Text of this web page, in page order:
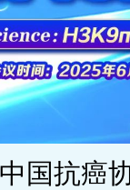
国抗癌